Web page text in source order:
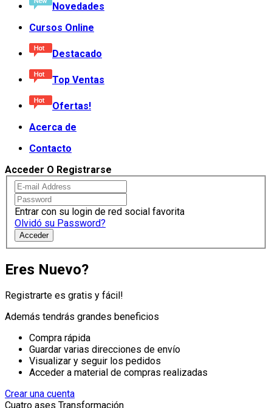
Novedades
Cursos Online
Destacado
Top Ventas
Ofertas!
Acerca de
Contacto
Acceder O Registrarse
Entrar con su login de red social favorita
Olvidó su Password?
Acceder
Eres Nuevo?
Registrarte es gratis y fácil!
Además tendrás grandes beneficios
Compra rápida
Guardar varias direcciones de envío
Visualizar y seguir los pedidos
Acceder a material de compras realizadas
Crear una cuenta
Cuatro ases Transformación